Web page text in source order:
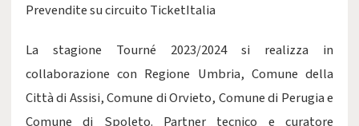
Prevendite su circuito TicketItalia
La stagione Tourné 2023/2024 si realizza in
collaborazione con Regione Umbria, Comune della
Città di Assisi, Comune di Orvieto, Comune di Perugia e
Comune di Spoleto. Partner tecnico e curatore